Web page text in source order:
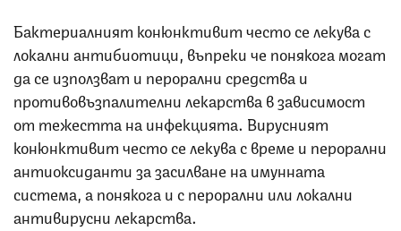
Бактериалният конюнктивит често се лекува с
локални антибиотици, въпреки че понякога могат
да се използват и перорални средства и
противовъзпалителни лекарства в зависимост
от тежестта на инфекцията. Вирусният
конюнктивит често се лекува с време и перорални
антиоксиданти за засилване на имунната
система, а понякога и с перорални или локални
антивирусни лекарства.